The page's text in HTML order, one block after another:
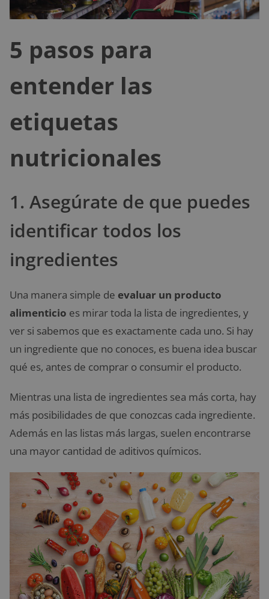
5 pasos para
entender las
etiquetas
nutricionales
1. Asegúrate de que puedes
identificar todos los
ingredientes
Una manera simple de evaluar un producto
alimenticio es mirar toda la lista de ingredientes, y
ver si sabemos que es exactamente cada uno. Si hay
un ingrediente que no conoces, es buena idea buscar
qué es, antes de comprar o consumir el producto.
Mientras una lista de ingredientes sea más corta, hay
más posibilidades de que conozcas cada ingrediente.
Además en las listas más largas, suelen encontrarse
una mayor cantidad de aditivos químicos.